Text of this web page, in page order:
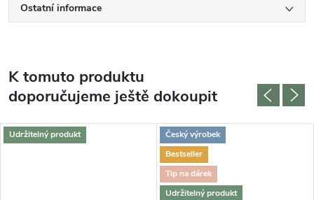
Ostatní informace
K tomuto produktu
doporučujeme ještě dokoupit
Udržitelný produkt
Český výrobek
Bestseller
Tip na dárek
Udržitelný produkt